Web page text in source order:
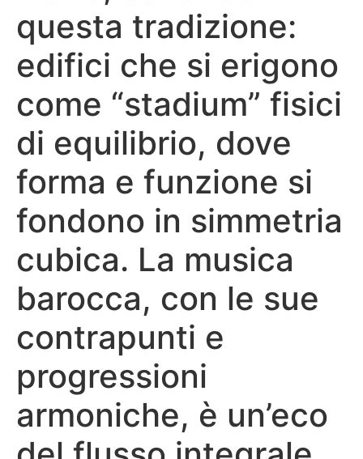
questa tradizione:
edifici che si erigono
come “stadium” fisici
di equilibrio, dove
forma e funzione si
fondono in simmetria
cubica. La musica
barocca, con le sue
contrapunti e
progressioni
armoniche, è un’eco